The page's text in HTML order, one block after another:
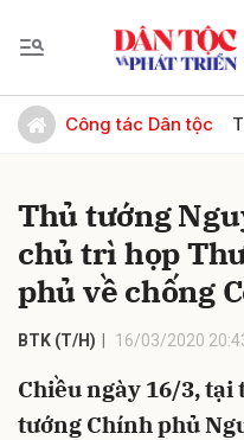
Công tác Dân tộc
Thủ tướng
chủ trì họp
phủ về chống
BTK (T/H) 16/03/2020
Chiều ngày 16/3,
tướng Chính phủ
Gửi bình luận